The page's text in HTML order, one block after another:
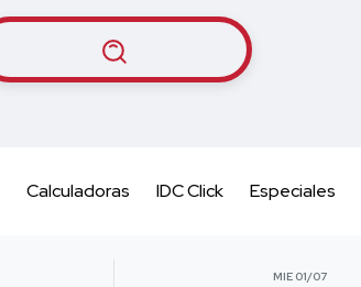
Calculadoras IDC Click Especiales
MIE 01/07